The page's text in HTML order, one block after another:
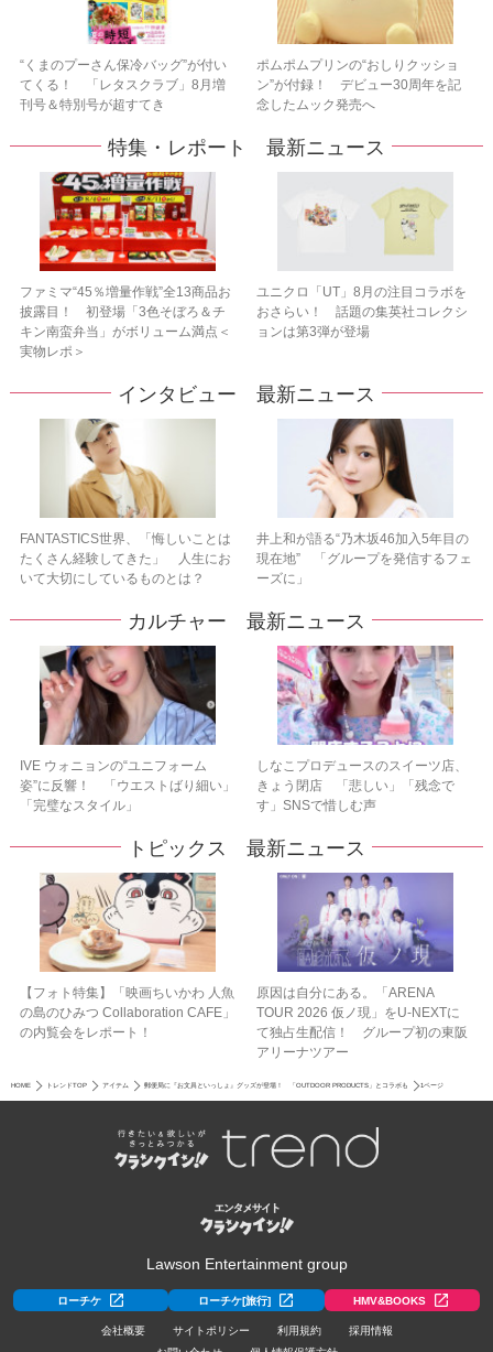
“くまのプーさん保冷バッグ”が付い
てくる！ 「レタスクラブ」8月増
刊号＆特別号が超すてき
ポムポムプリンの“おしりクッショ
ン”が付録！ デビュー30周年を記
念したムック発売へ
特集・レポート 最新ニュース
ファミマ“45％増量作戦”全13商品お
披露目！ 初登場「3色そぼろ＆チ
キン南蛮弁当」がボリューム満点＜
実物レポ＞
ユニクロ「UT」8月の注目コラボを
おさらい！ 話題の集英社コレクシ
ョンは第3弾が登場
インタビュー 最新ニュース
FANTASTICS世界、「悔しいことは
たくさん経験してきた」 人生にお
いて大切にしているものとは？
井上和が語る“乃木坂46加入5年目の
現在地” 「グループを発信するフェ
ーズに」
カルチャー 最新ニュース
IVE ウォニョンの“ユニフォーム
姿”に反響！ 「ウエストばり細い」
「完璧なスタイル」
しなこプロデュースのスイーツ店、
きょう閉店 「悲しい」「残念で
す」SNSで惜しむ声
トピックス 最新ニュース
【フォト特集】「映画ちいかわ 人魚
の島のひみつ Collaboration CAFE」
の内覧会をレポート！
原因は自分にある。「ARENA
TOUR 2026 仮ノ現」をU-NEXTに
て独占生配信！ グループ初の東阪
アリーナツアー
HOME トレンドTOP アイテム 郵便局に『お文具といっしょ』グッズが登場！ 「OUTDOOR PRODUCTS」とコラボも 1ページ
Lawson Entertainment group
ローチケ ローチケ[旅行] HMV&BOOKS
会社概要 サイトポリシー 利用規約
採用情報